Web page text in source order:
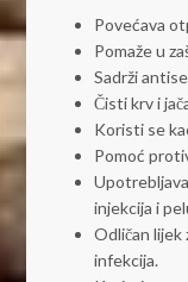
Povećava
Pomaže u
Sadrži
Čisti krv i
Koristi se
Pomoć
injekcija i
Odličan lijek
infekcija.